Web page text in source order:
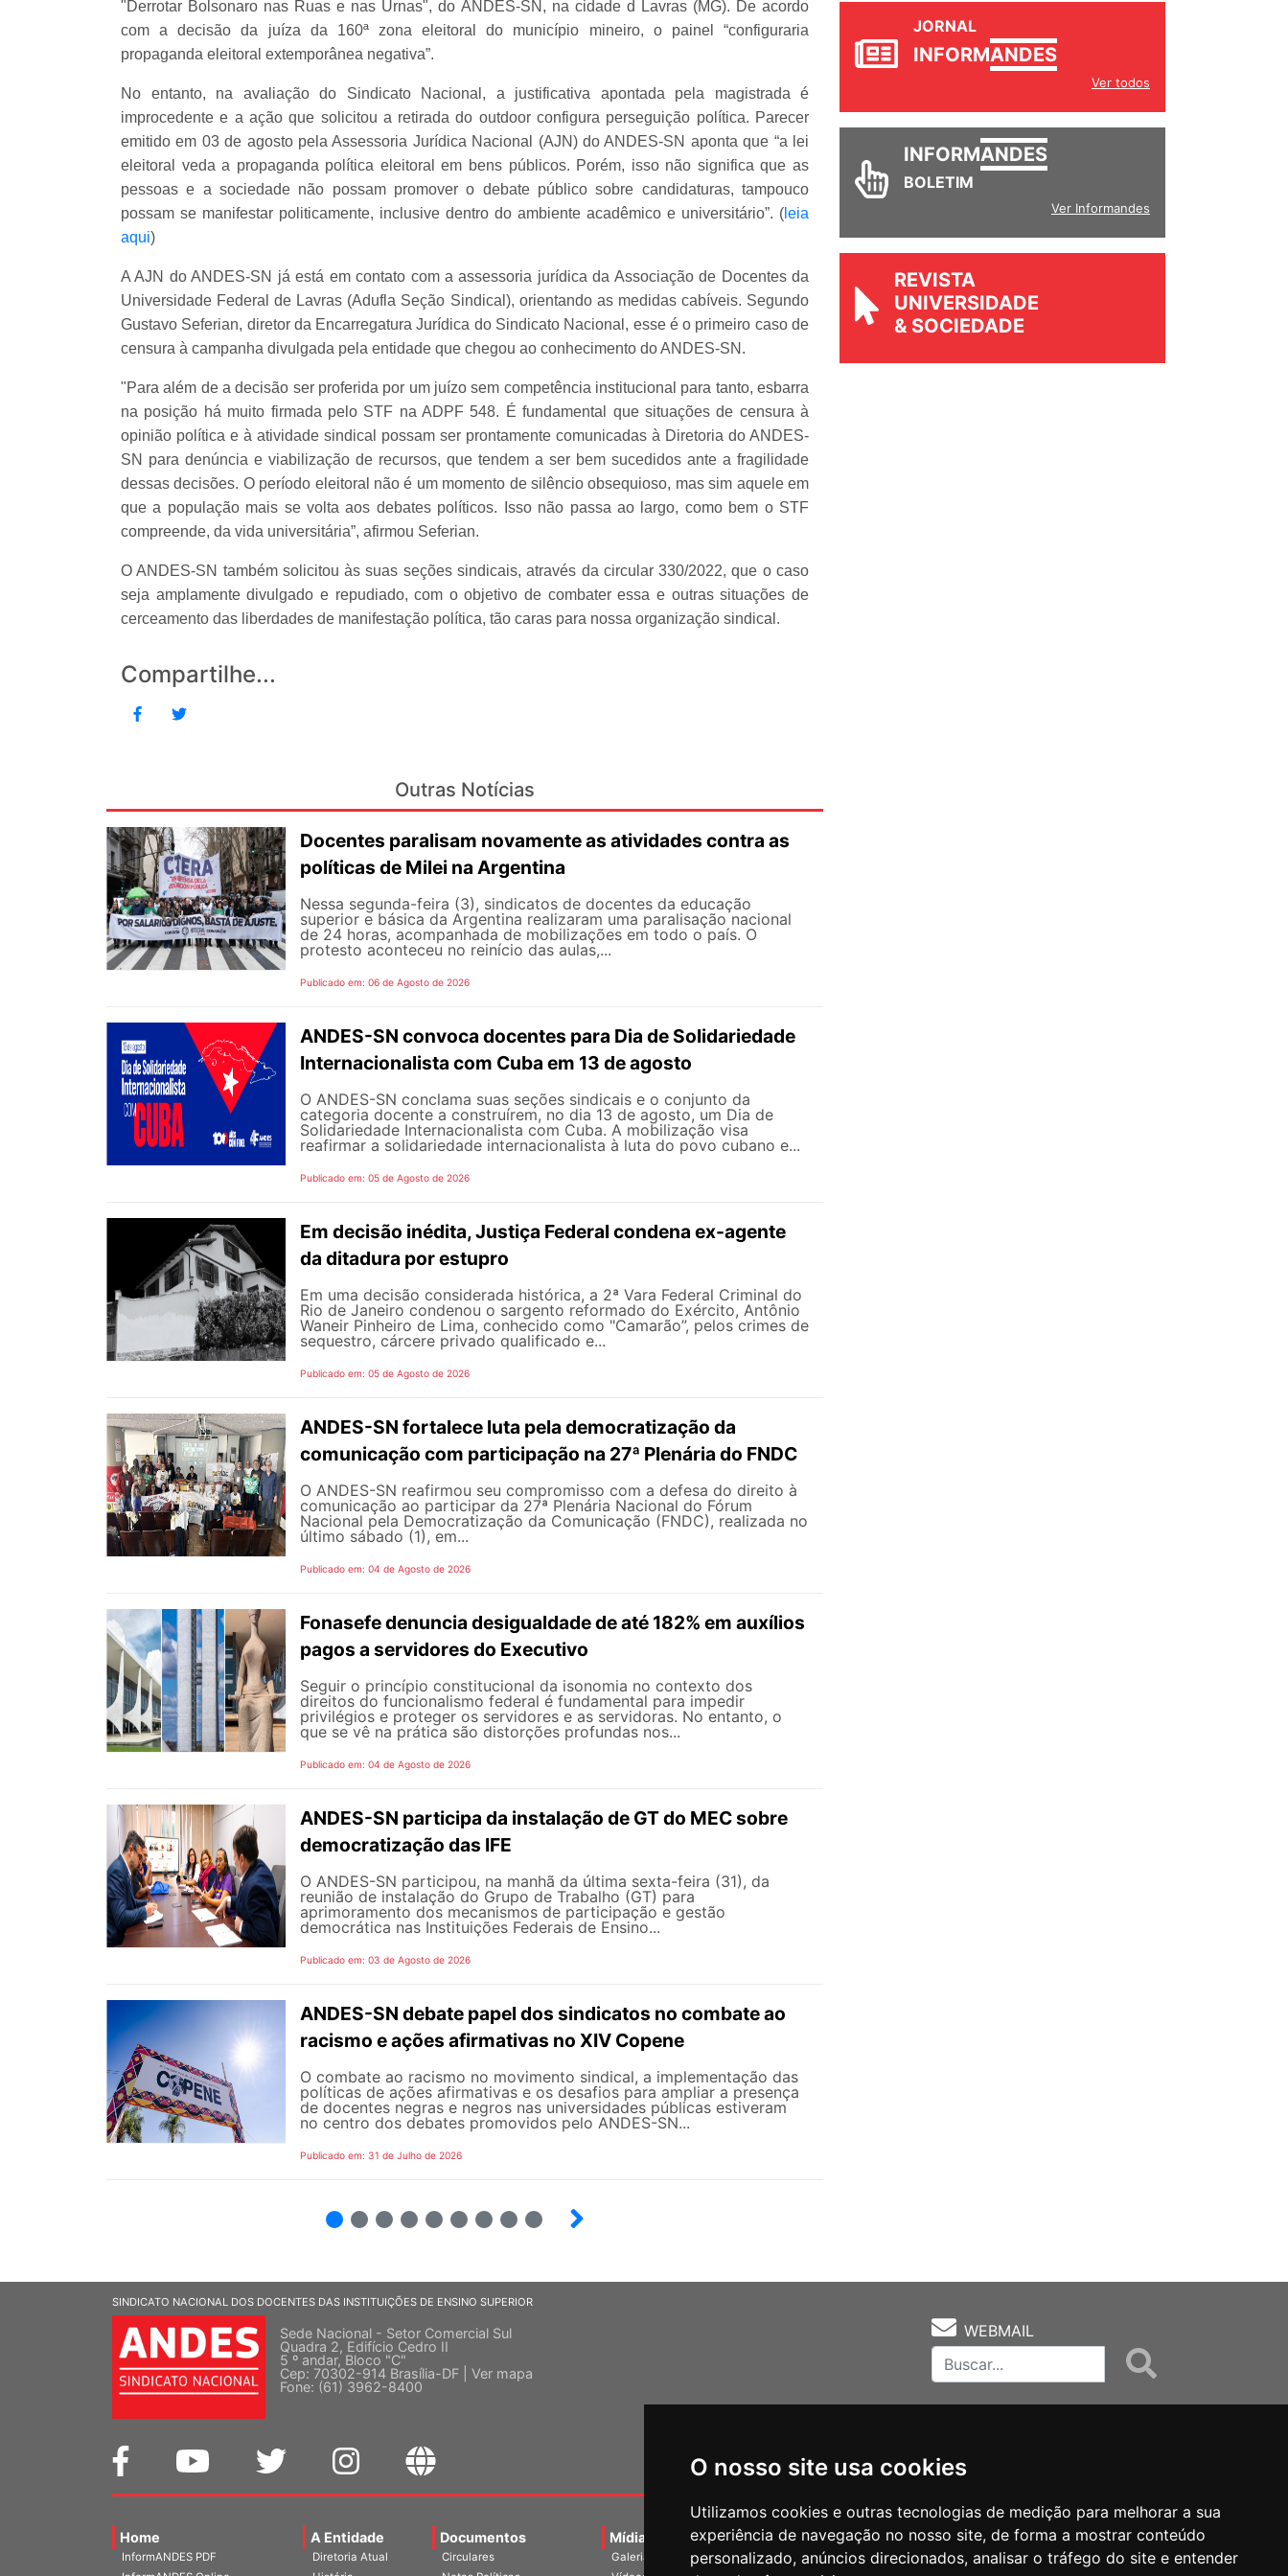
O nosso site usa cookies
Utilizamos cookies e outras tecnologias de medição para melhorar a sua
experiência de navegação no nosso site, de forma a mostrar conteúdo
personalizado, anúncios direcionados, analisar o tráfego do site e entender
"Derrotar Bolsonaro nas Ruas e nas Urnas", do ANDES-SN, na cidade d Lavras (MG). De acordo
com a decisão da juíza da 160ª zona eleitoral do município mineiro, o painel “configuraria
propaganda eleitoral extemporânea negativa”.
No entanto, na avaliação do Sindicato Nacional, a justificativa apontada pela magistrada é
improcedente e a ação que solicitou a retirada do outdoor configura perseguição política. Parecer
emitido em 03 de agosto pela Assessoria Jurídica Nacional (AJN) do ANDES-SN aponta que “a lei
eleitoral veda a propaganda política eleitoral em bens públicos. Porém, isso não significa que as
pessoas e a sociedade não possam promover o debate público sobre candidaturas, tampouco
possam se manifestar politicamente, inclusive dentro do ambiente acadêmico e universitário”. ( leia
aqui)
A AJN do ANDES-SN já está em contato com a assessoria jurídica da Associação de Docentes da
Universidade Federal de Lavras (Adufla Seção Sindical), orientando as medidas cabíveis. Segundo
Gustavo Seferian, diretor da Encarregatura Jurídica do Sindicato Nacional, esse é o primeiro caso de
censura à campanha divulgada pela entidade que chegou ao conhecimento do ANDES-SN.
"Para além de a decisão ser proferida por um juízo sem competência institucional para tanto, esbarra
na posição há muito firmada pelo STF na ADPF 548. É fundamental que situações de censura à
opinião política e à atividade sindical possam ser prontamente comunicadas à Diretoria do ANDES-
SN para denúncia e viabilização de recursos, que tendem a ser bem sucedidos ante a fragilidade
dessas decisões. O período eleitoral não é um momento de silêncio obsequioso, mas sim aquele em
que a população mais se volta aos debates políticos. Isso não passa ao largo, como bem o STF
compreende, da vida universitária”, afirmou Seferian.
O ANDES-SN também solicitou às suas seções sindicais, através da circular 330/2022, que o caso
seja amplamente divulgado e repudiado, com o objetivo de combater essa e outras situações de
cerceamento das liberdades de manifestação política, tão caras para nossa organização sindical.
Compartilhe...
Outras Notícias
Docentes paralisam novamente as atividades contra as
políticas de Milei na Argentina
Nessa segunda-feira (3), sindicatos de docentes da educação
superior e básica da Argentina realizaram uma paralisação nacional
de 24 horas, acompanhada de mobilizações em todo o país. O
protesto aconteceu no reinício das aulas,...
Publicado em: 06 de Agosto de 2026
ANDES-SN convoca docentes para Dia de Solidariedade
Internacionalista com Cuba em 13 de agosto
O ANDES-SN conclama suas seções sindicais e o conjunto da
categoria docente a construírem, no dia 13 de agosto, um Dia de
Solidariedade Internacionalista com Cuba. A mobilização visa
reafirmar a solidariedade internacionalista à luta do povo cubano e...
Publicado em: 05 de Agosto de 2026
Em decisão inédita, Justiça Federal condena ex-agente
da ditadura por estupro
Em uma decisão considerada histórica, a 2ª Vara Federal Criminal do
Rio de Janeiro condenou o sargento reformado do Exército, Antônio
Waneir Pinheiro de Lima, conhecido como "Camarão”, pelos crimes de
sequestro, cárcere privado qualificado e...
Publicado em: 05 de Agosto de 2026
ANDES-SN fortalece luta pela democratização da
comunicação com participação na 27ª Plenária do FNDC
O ANDES-SN reafirmou seu compromisso com a defesa do direito à
comunicação ao participar da 27ª Plenária Nacional do Fórum
Nacional pela Democratização da Comunicação (FNDC), realizada no
último sábado (1), em...
Publicado em: 04 de Agosto de 2026
Fonasefe denuncia desigualdade de até 182% em auxílios
pagos a servidores do Executivo
Seguir o princípio constitucional da isonomia no contexto dos
direitos do funcionalismo federal é fundamental para impedir
privilégios e proteger os servidores e as servidoras. No entanto, o
que se vê na prática são distorções profundas nos...
Publicado em: 04 de Agosto de 2026
ANDES-SN participa da instalação de GT do MEC sobre
democratização das IFE
O ANDES-SN participou, na manhã da última sexta-feira (31), da
reunião de instalação do Grupo de Trabalho (GT) para
aprimoramento dos mecanismos de participação e gestão
democrática nas Instituições Federais de Ensino...
Publicado em: 03 de Agosto de 2026
ANDES-SN debate papel dos sindicatos no combate ao
racismo e ações afirmativas no XIV Copene
O combate ao racismo no movimento sindical, a implementação das
políticas de ações afirmativas e os desafios para ampliar a presença
de docentes negras e negros nas universidades públicas estiveram
no centro dos debates promovidos pelo ANDES-SN...
Publicado em: 31 de Julho de 2026
JORNAL
INFORMANDES
Ver todos
INFORMANDES
BOLETIM
Ver Informandes
REVISTA
UNIVERSIDADE
& SOCIEDADE
SINDICATO NACIONAL DOS DOCENTES DAS INSTITUIÇÕES DE ENSINO SUPERIOR
Sede Nacional - Setor Comercial Sul
Quadra 2, Edifício Cedro II
5 º andar, Bloco "C"
Cep: 70302-914 Brasília-DF | Ver mapa
Fone: (61) 3962-8400
WEBMAIL
Home
InformANDES PDF
A Entidade
Diretoria Atual
Documentos
Circulares
Mídias
Galerias
Agenda Notícias Notas Técnicas Fale Conocsco